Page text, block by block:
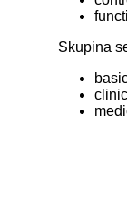
Skupina